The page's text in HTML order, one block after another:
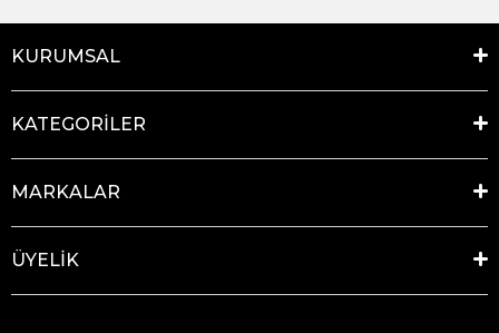
KURUMSAL
KATEGORİLER
MARKALAR
ÜYELİK